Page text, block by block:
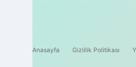
Anasayfa Gizlilik Politikası